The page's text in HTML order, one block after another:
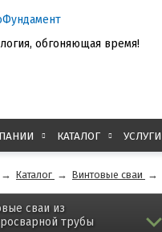
обгоняющая время!
КАТАЛОГ УСЛУГИ
→ Каталог → Винтовые сваи →
сваи из
трубы